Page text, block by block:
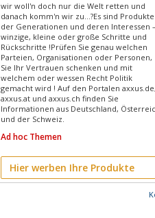
wir woll'n doch nur die Welt retten und
danach komm'n wir zu…?Es sind Produkte
der Generationen und deren Interessen –
winzige, kleine oder große Schritte und
Rückschritte !Prüfen Sie genau welchen
Parteien, Organisationen oder Personen,
Sie Ihr Vertrauen schenken und mit
welchem oder wessen Recht Politik
gemacht wird ! Auf den Portalen axxus.de,
axxus.at und axxus.ch finden Sie
Informationen aus Deutschland,
und der Schweiz.
Ad hoc Themen
Hier werben Ihre Produkte